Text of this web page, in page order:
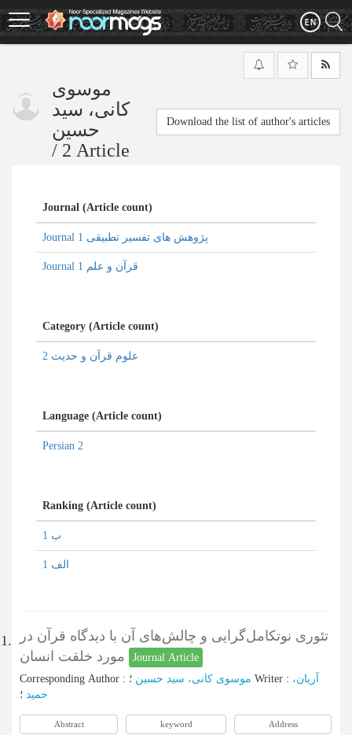
Skip
to
main
موسوی
کانی، سید
حسین
/ 2 Article
Download the list of author's articles
Journal (Article count)
Journal پژوهش های تفسیر تطبیقی 1
Journal قرآن و علم 1
Category (Article count)
علوم قرآن و حدیث 2
Language (Article count)
Persian 2
Ranking (Article count)
ب 1
الف 1
1.
تئوری نوتکامل‌گرایی و چالش‌‌های آن با دیدگاه قرآن در
Journal Article
Corresponding Author : موسوی کانی، سید حسین Writer : آریان،
حمید ؛
Abstract keyword Address